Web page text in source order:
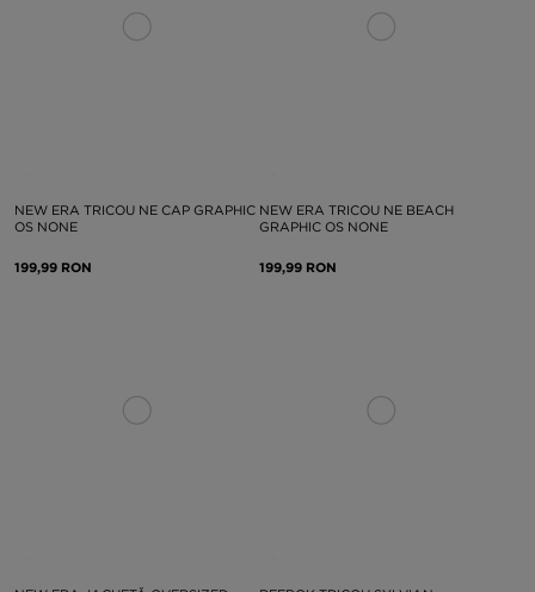
NEW ERA TRICOU NE CAP GRAPHIC
OS NONE
199,99 RON
NEW ERA TRICOU NE BEACH
GRAPHIC OS NONE
199,99 RON